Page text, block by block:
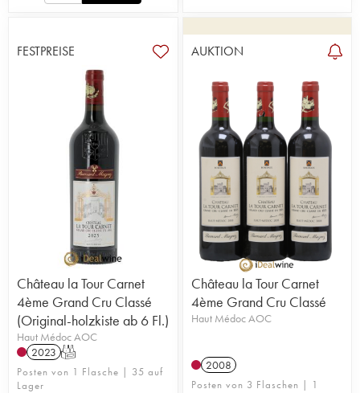
FESTPREISE
Château la Tour Carnet
4ème Grand Cru Classé
(Original-holzkiste ab 6 Fl.)
Haut Médoc AOC
2023 T
Posten von 1 Flasche | 35 auf
Lager
AUKTION
Château la Tour Carnet
4ème Grand Cru Classé
Haut Médoc AOC
2008
Posten von 3 Flaschen | 1